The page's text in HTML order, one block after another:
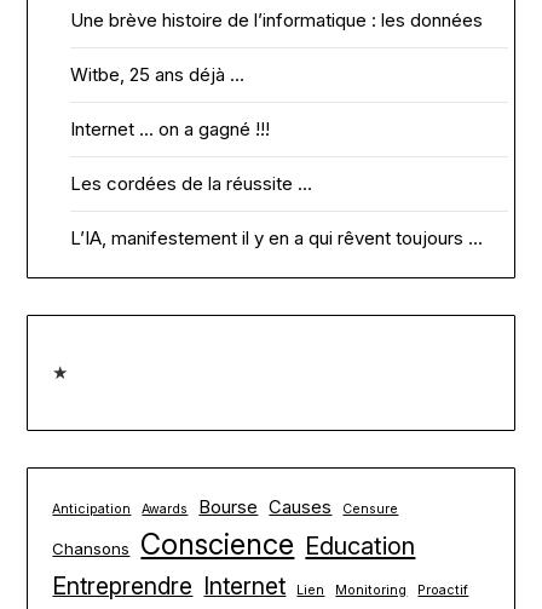
Une brève histoire de l’informatique : les données
Witbe, 25 ans déjà …
Internet … on a gagné !!!
Les cordées de la réussite …
L’IA, manifestement il y en a qui rêvent toujours …
★
Anticipation Awards Bourse Causes Censure
Chansons Conscience Education
Entreprendre Internet Lien Monitoring Proactif